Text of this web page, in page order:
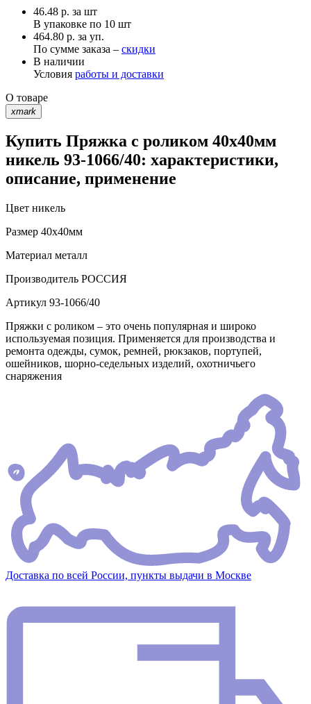
46.48 р. за шт
В упаковке по 10 шт
464.80 р. за уп.
По сумме заказа – скидки
В наличии
Условия работы и доставки
О товаре
xmark
Купить Пряжка с роликом 40х40мм
никель 93-1066/40: характеристики,
описание, применение
Цвет никель
Размер 40х40мм
Материал металл
Производитель РОССИЯ
Артикул 93-1066/40
Пряжки с роликом – это очень популярная и широко
используемая позиция. Применяется для производства и
ремонта одежды, сумок, ремней, рюкзаков, портупей,
ошейников, шорно-седельных изделий, охотничьего
снаряжения
Доставка по всей России, пункты выдачи в Москве